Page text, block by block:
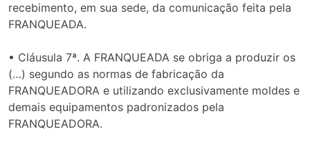
recebimento, em sua sede, da comunicação feita pela
FRANQUEADA.
• Cláusula 7ª. A FRANQUEADA se obriga a produzir os
(…) segundo as normas de fabricação da
FRANQUEADORA e utilizando exclusivamente moldes e
demais equipamentos padronizados pela
FRANQUEADORA.